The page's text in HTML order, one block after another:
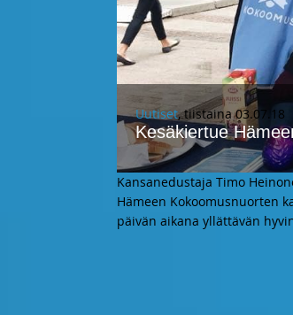
Uutiset, tiistaina 03.07.18
Kesäkiertue
Kansanedustaja Timo
Hämeen Kokoomusnuorten
päivän aikana yllättävän